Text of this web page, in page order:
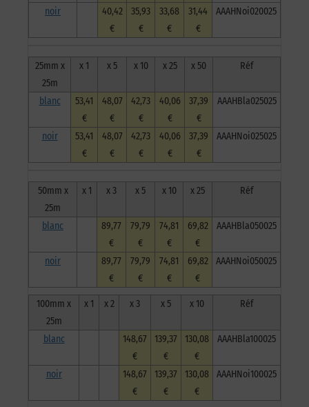
noir
40,42
€
35,93
€
33,68
€
31,44
€
AAAHNoi020025
25mm x
25m
x 1 x 5 x 10 x 25 x 50 Réf
blanc
53,41
€
48,07
€
42,73
€
40,06
€
37,39
€
AAAHBla025025
noir
53,41
€
48,07
€
42,73
€
40,06
€
37,39
€
AAAHNoi025025
50mm x
25m
x 1 x 3 x 5 x 10 x 25 Réf
blanc
89,77
€
79,79
€
74,81
€
69,82
€
AAAHBla050025
noir
89,77
€
79,79
€
74,81
€
69,82
€
AAAHNoi050025
100mm x
25m
x 1 x 2 x 3 x 5 x 10 Réf
blanc
148,67
€
139,37
€
130,08
€
AAAHBla100025
noir
148,67
€
139,37
€
130,08
€
AAAHNoi100025